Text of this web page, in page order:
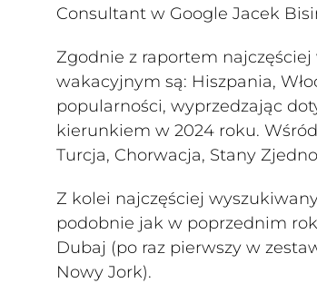
Consultant w Google Jacek
Zgodnie z raportem
wakacyjnym są: Hiszpania,
popularności, wyprzedzając
kierunkiem w 2024 roku.
Turcja, Chorwacja, Stany
Z kolei najczęściej
podobnie jak w poprzednim
Dubaj (po raz pierwszy w
Nowy Jork).